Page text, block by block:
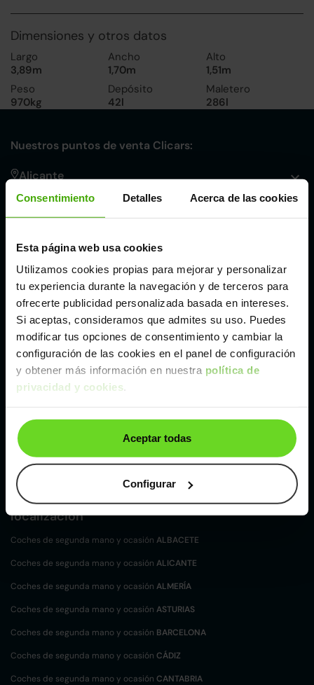
Consentimiento Detalles Acerca de las cookies
Esta página web usa cookies
Utilizamos cookies propias para mejorar y personalizar
tu experiencia durante la navegación y de terceros para
ofrecerte publicidad personalizada basada en intereses.
Si aceptas, consideramos que admites su uso. Puedes
modificar tus opciones de consentimiento y cambiar la
configuración de las cookies en el panel de configuración
y obtener más información en nuestra política de
privacidad y cookies.
Aceptar todas
Configurar
Dimensiones y otros datos
Largo
3,89m
Ancho
1,70m
Alto
1,51m
Peso
970kg
Depósito
42l
Maletero
286l
Nuestros puntos de venta Clicars:
Alicante
Córdoba
Málaga
Valencia
Zaragoza
Ver Toyota Yaris de segunda mano y ocasión
Toyota Yaris de segunda mano y ocasión
Coches desegunda mano y ocasión por
localización
Coches de segunda mano y ocasión ALBACETE
Coches de segunda mano y ocasión ALICANTE
Coches de segunda mano y ocasión ALMERÍA
Coches de segunda mano y ocasión ASTURIAS
Coches de segunda mano y ocasión BARCELONA
Coches de segunda mano y ocasión CÁDIZ
Coches de segunda mano y ocasión CANTABRIA